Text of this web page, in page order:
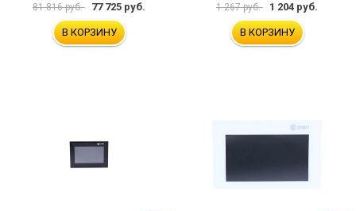
81 816 руб. 77 725 руб.
В КОРЗИНУ
1 267 руб. 1 204 руб.
В КОРЗИНУ